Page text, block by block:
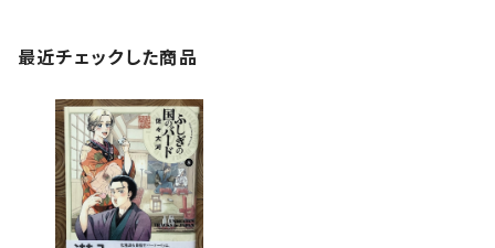
最近チェックした商品